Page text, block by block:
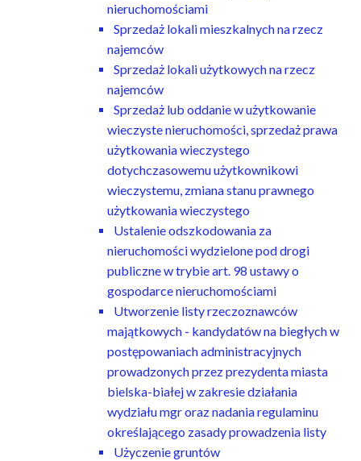
nieruchomościami
Sprzedaż lokali mieszkalnych na rzecz
najemców
Sprzedaż lokali użytkowych na rzecz
najemców
Sprzedaż lub oddanie w użytkowanie
wieczyste nieruchomości, sprzedaż prawa
użytkowania wieczystego
dotychczasowemu użytkownikowi
wieczystemu, zmiana stanu prawnego
użytkowania wieczystego
Ustalenie odszkodowania za
nieruchomości wydzielone pod drogi
publiczne w trybie art. 98 ustawy o
gospodarce nieruchomościami
Utworzenie listy rzeczoznawców
majątkowych - kandydatów na biegłych w
postępowaniach administracyjnych
prowadzonych przez prezydenta miasta
bielska-białej w zakresie działania
wydziału mgr oraz nadania regulaminu
określającego zasady prowadzenia listy
Użyczenie gruntów